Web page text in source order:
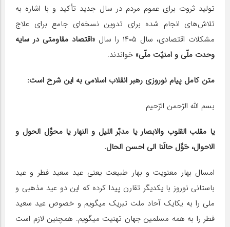
تولید ثروت برای عموم مردم در سال جدید تأکید و با اشاره به
تلاش‌های انجام شده برای تدوین نسخه‌ای جامع برای علاج
مشکلات اقتصادی، سال ۱۴۰۵ را سال
«اقتصاد مقاومتی در سایه
وحدت ملّی و امنیّت ملّی» خواندند.
متن کامل پیام نوروزی رهبر انقلاب اسلامی به این شرح است:
بسم الله الرّحمن الرّحیم
یا مقلب القلوب والابصار یا مدبّر اللیل و النهار یا محوِّل الحول و
الاحوال، حَوِّل حالَنا الی احسن الحال.
امسال بهار معنویت و بهار طبیعت یعنی عید سعید فطر و عید
باستانی نوروز با یکدیگر تقارن پیدا کرده که این دو عید مذهبی و
ملی را به یکایک آحاد ملت تبریک میگویم و خصوص عید سعید
فطر را به همه مسلمین جهان تهنیت میگویم. همچنین لازم است